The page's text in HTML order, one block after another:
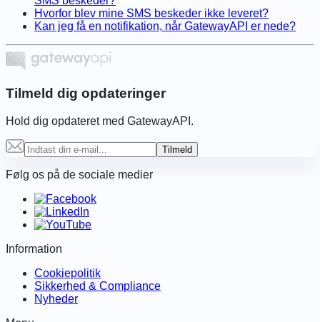
Hvorfor blev mine SMS beskeder ikke leveret?
Kan jeg få en notifikation, når GatewayAPI er nede?
Tilmeld dig opdateringer
Hold dig opdateret med GatewayAPI.
Tilmeld
Følg os på de sociale medier
Information
Cookiepolitik
Sikkerhed & Compliance
Nyheder